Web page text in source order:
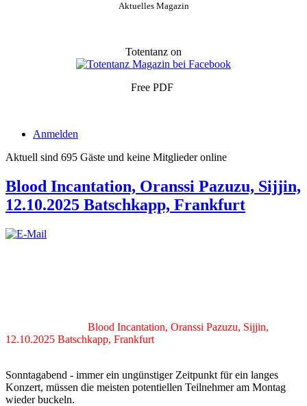
Aktuelles Magazin
Totentanz on
Free PDF
Anmelden
Aktuell sind 695 Gäste und keine Mitglieder online
Blood Incantation, Oranssi Pazuzu, Sijjin,
12.10.2025 Batschkapp, Frankfurt
Blood Incantation, Oranssi Pazuzu, Sijjin,
12.10.2025 Batschkapp, Frankfurt
Sonntagabend - immer ein ungünstiger Zeitpunkt für ein langes
Konzert, müssen die meisten potentiellen Teilnehmer am Montag
wieder buckeln.